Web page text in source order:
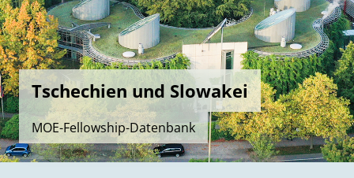
Tschechien und Slowakei
MOE-Fellowship-Datenbank